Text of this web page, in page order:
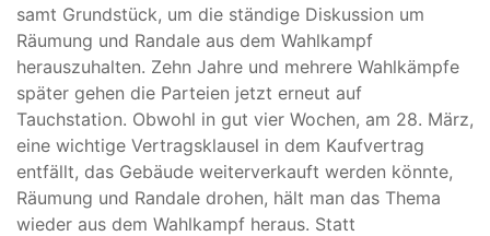
samt Grundstück, um die ständige Diskussion um
Räumung und Randale aus dem Wahlkampf
herauszuhalten. Zehn Jahre und mehrere Wahlkämpfe
später gehen die Parteien jetzt erneut auf
Tauchstation. Obwohl in gut vier Wochen, am 28. März,
eine wichtige Vertragsklausel in dem Kaufvertrag
entfällt, das Gebäude weiterverkauft werden könnte,
Räumung und Randale drohen, hält man das Thema
wieder aus dem Wahlkampf heraus. Statt